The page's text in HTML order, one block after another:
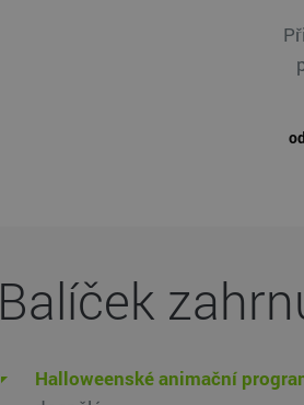
Balíček
Halloweenské animační